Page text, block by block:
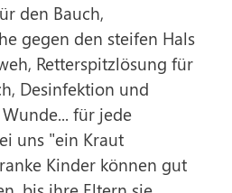
den Bauch,
gegen den steifen Hals
Retterspitzlösung für
Desinfektion und
für jede
uns "ein Kraut
Kinder können gut